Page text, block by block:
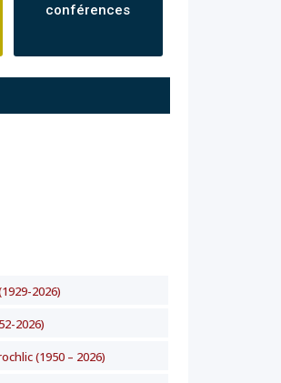
conférences
2026)
2026)
(1950 – 2026)